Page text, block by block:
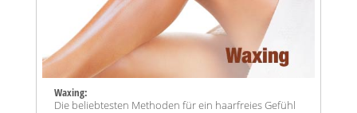
Waxing:
Die beliebtesten Methoden für ein haarfreies Gefühl